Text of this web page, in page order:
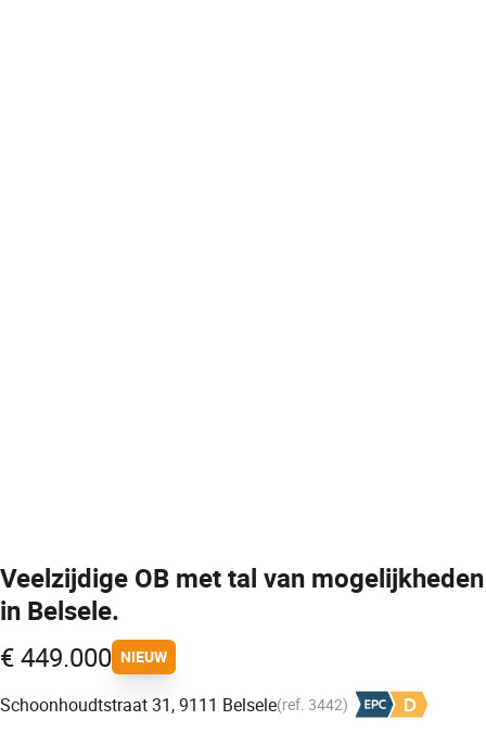
Veelzijdige OB met tal van mogelijkheden
in Belsele.
€ 449.000 NIEUW
Schoonhoudtstraat 31, 9111 Belsele(ref. 3442)